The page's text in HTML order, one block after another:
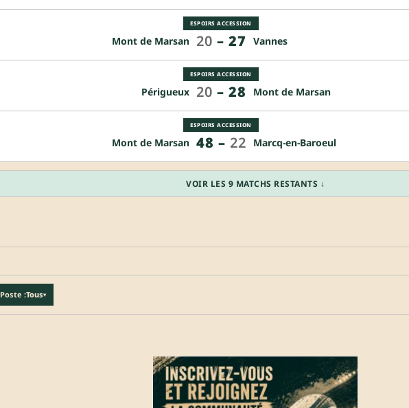
ESPOIRS ACCESSION
Mont de Marsan 20 – 27 Vannes
ESPOIRS ACCESSION
Périgueux 20 – 28 Mont de Marsan
ESPOIRS ACCESSION
Mont de Marsan 48 – 22 Marcq-en-Baroeul
VOIR LES 9 MATCHS RESTANTS ↓
Poste :Tous▾